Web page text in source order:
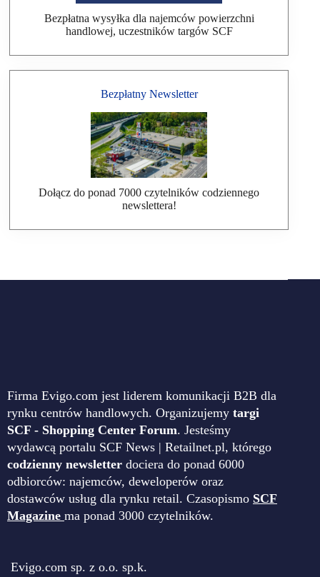
Bezpłatna wysyłka dla najemców powierzchni
handlowej, uczestników targów SCF
Bezpłatny Newsletter
Dołącz do ponad 7000 czytelników codziennego
newslettera!
Firma Evigo.com jest liderem komunikacji B2B dla
rynku centrów handlowych. Organizujemy targi
SCF - Shopping Center Forum. Jesteśmy
wydawcą portalu SCF News | Retailnet.pl, którego
codzienny newsletter dociera do ponad 6000
odbiorców: najemców, deweloperów oraz
dostawców usług dla rynku retail. Czasopismo SCF
Magazine ma ponad 3000 czytelników.
Evigo.com sp. z o.o. sp.k.